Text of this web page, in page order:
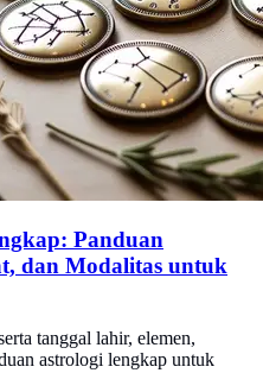
Panduan
dan Modalitas untuk
tanggal lahir, elemen,
astrologi lengkap untuk